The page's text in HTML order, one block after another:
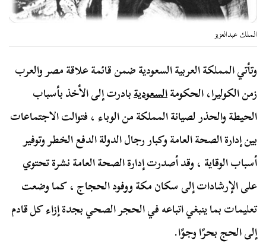
الملك عبدالعزيز
وتأتي المملكة العربية السعودية ضمن قائمة علاقة مصر والعرب
زمن الكوليرا، الحكومةالسعوديةبادرت إلى الأخذ بأسباب
الحيطة والحذر لصيانة المملكة من الوباء ، فتوالت الاجتماعات
بين إدارة الصحة العامة وكبار رجال الدولة الدفع الخطر وتوفير
أسباب الوقاية ، وقد أصدرت إدارة الصحة العامة نشرة تحتوي
على الإرشادات إلى سكان مكة ووفود الحجاج ، كما وضعت
تعليمات بما ينبغي اتباعه في الحجر الصحي بجدة إزاء كل قادم
إلى الحج بحرًا وجوًا.